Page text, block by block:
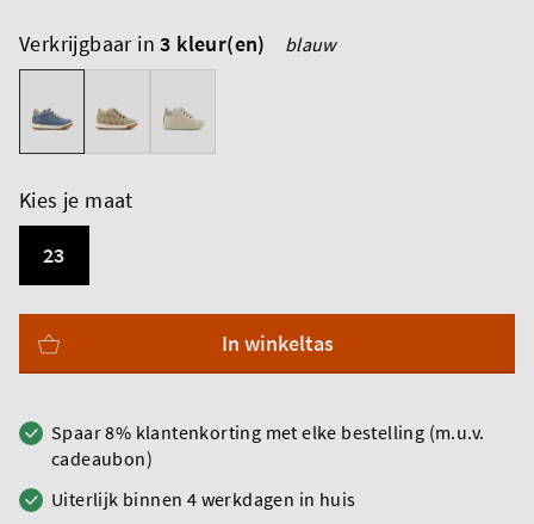
Verkrijgbaar in3 kleur(en) blauw
Kies je maat
23
In winkeltas
Spaar 8% klantenkorting met elke bestelling (m.u.v.
cadeaubon)
Uiterlijk binnen 4 werkdagen in huis